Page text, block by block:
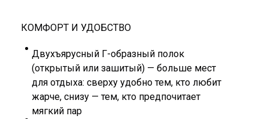
КОМФОРТ И УДОБСТВО
Двухъярусный Г-образный полок
(открытый или зашитый) — больше мест
для отдыха: сверху удобно тем, кто любит
жарче, снизу — тем, кто предпочитает
мягкий пар